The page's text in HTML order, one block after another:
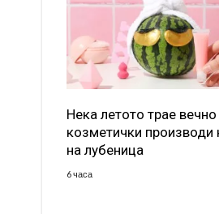
Нека летото трае
козметички производи
на лубеница
6 часа